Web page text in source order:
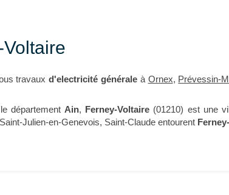
travaux d'electricité généraleà Ornex, Prévessin-
département Ain, Ferney-Voltaire (01210) est une
Julien-en-Genevois, Saint-Claude entourent